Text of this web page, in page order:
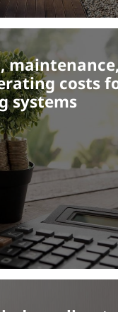
costs
systems